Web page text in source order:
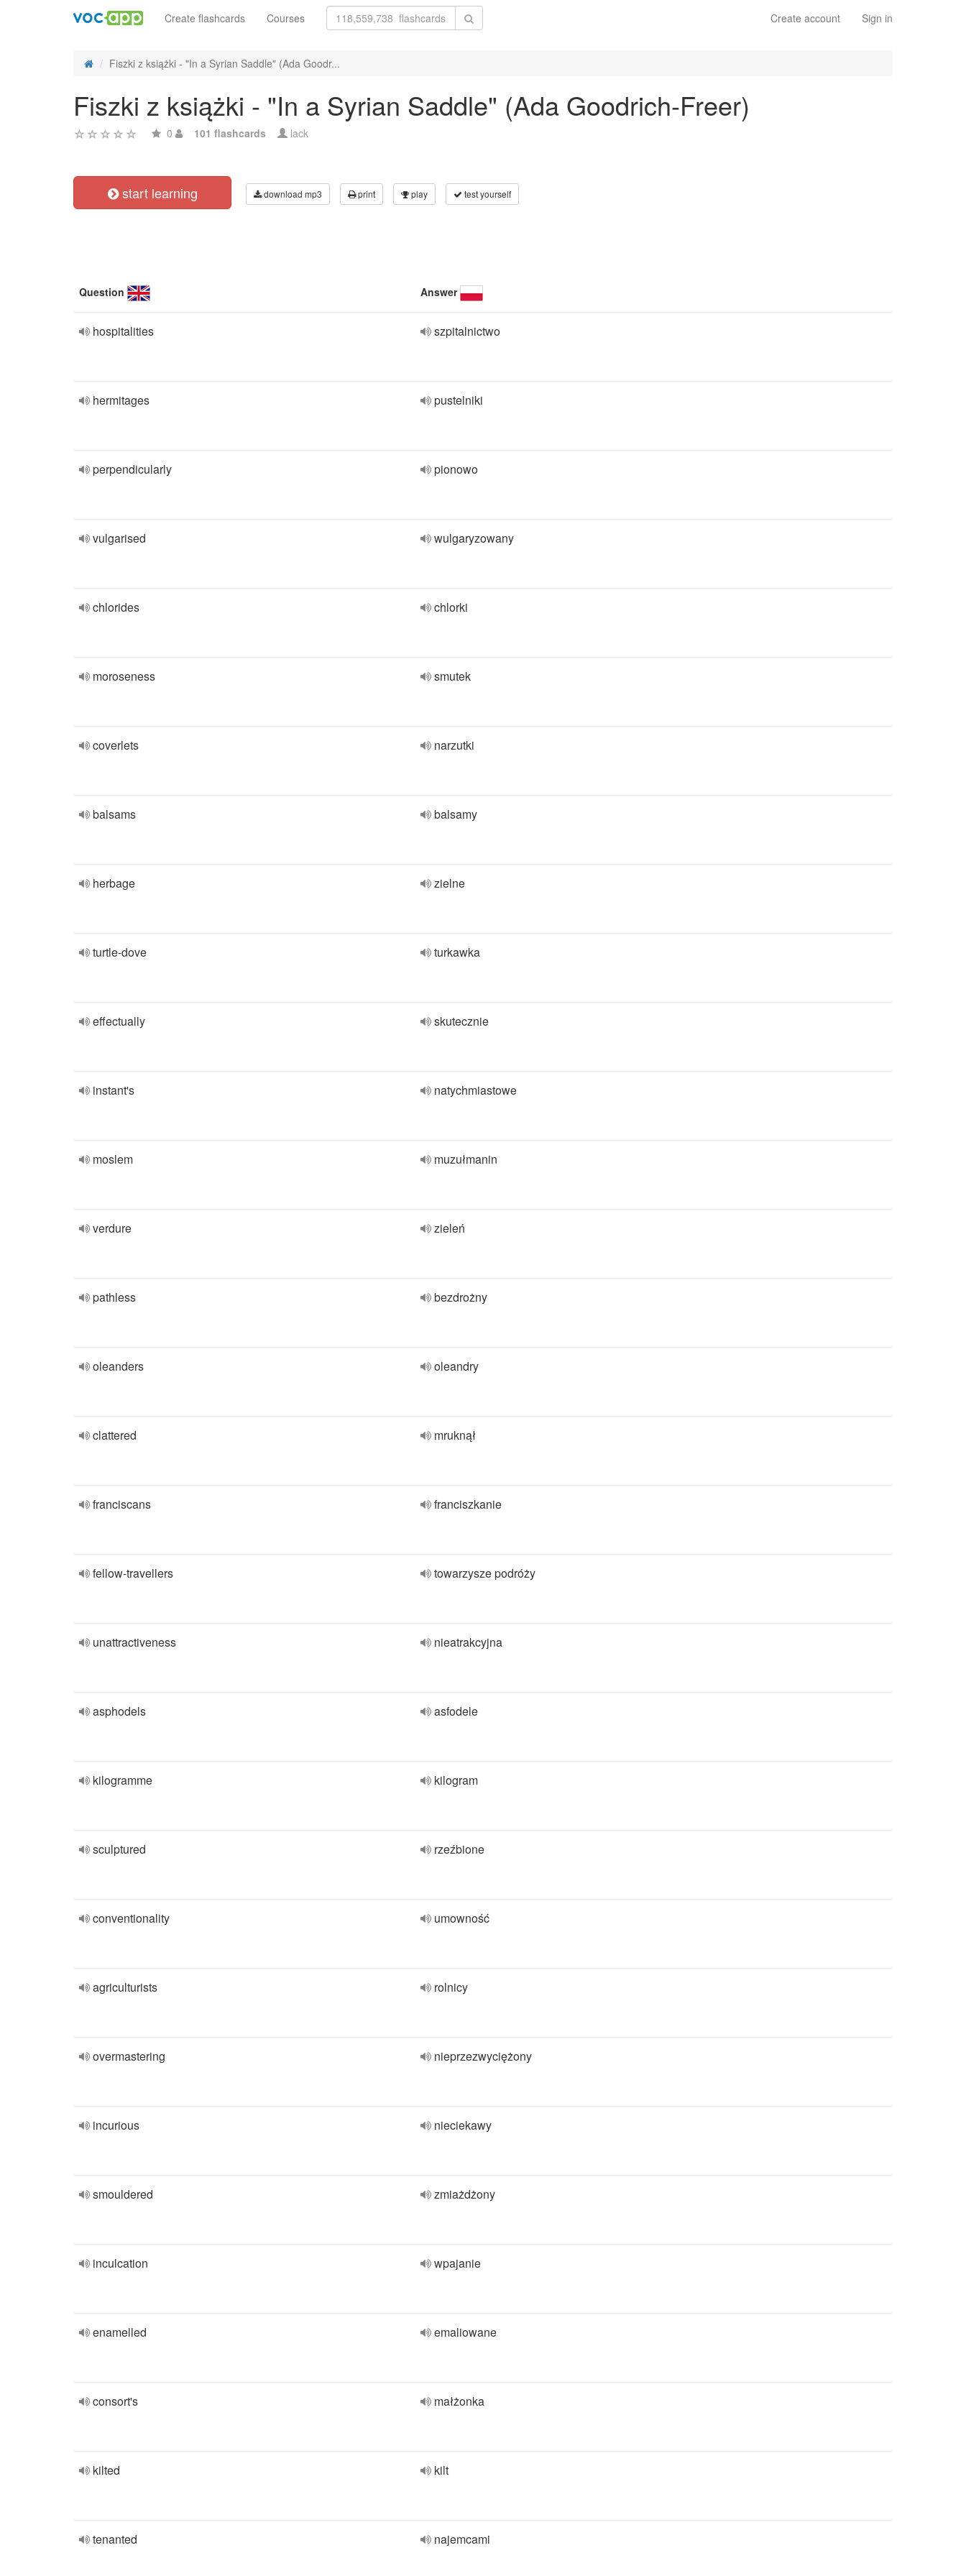
Create account Sign in
Create flashcards Courses
Fiszki z książki - "In a Syrian Saddle" (Ada Goodr...
Fiszki z książki - "In a Syrian Saddle" (Ada Goodrich-Freer)
0 101 flashcards lack
start learning download mp3 print play test yourself
Question Answer
hospitalities szpitalnictwo
hermitages pustelniki
perpendicularly pionowo
vulgarised wulgaryzowany
chlorides chlorki
moroseness smutek
coverlets narzutki
balsams balsamy
herbage zielne
turtle-dove turkawka
effectually skutecznie
instant's natychmiastowe
moslem muzułmanin
verdure zieleń
pathless bezdrożny
oleanders oleandry
clattered mruknął
franciscans franciszkanie
fellow-travellers towarzysze podróży
unattractiveness nieatrakcyjna
asphodels asfodele
kilogramme kilogram
sculptured rzeźbione
conventionality umowność
agriculturists rolnicy
overmastering nieprzezwyciężony
incurious nieciekawy
smouldered zmiażdżony
inculcation wpajanie
enamelled emaliowane
consort's małżonka
kilted kilt
tenanted najemcami